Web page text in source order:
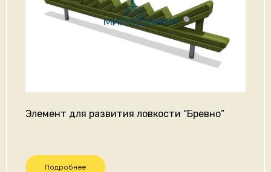
Элемент для развития ловкости “Бревно”
Подробнее